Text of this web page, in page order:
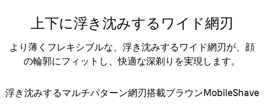
上下に浮き沈みするワイド網刃
より薄くフレキシブルな、浮き沈みするワイド網刃が、顔
の輪郭にフィットし、快適な深剃りを実現します。
浮き沈みするマルチパターン網刃搭載ブラウンMobileShave